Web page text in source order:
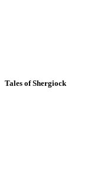
Tales of Shergiock